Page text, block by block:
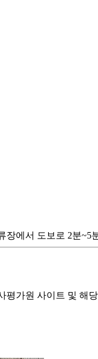
에서 도보로 2분~5
가원 사이트 및 해